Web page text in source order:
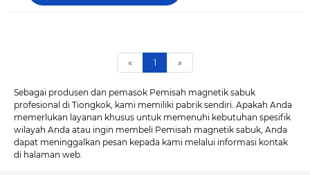
« 1 »
Sebagai produsen dan pemasok Pemisah magnetik sabuk
profesional di Tiongkok, kami memiliki pabrik sendiri. Apakah Anda
memerlukan layanan khusus untuk memenuhi kebutuhan spesifik
wilayah Anda atau ingin membeli Pemisah magnetik sabuk, Anda
dapat meninggalkan pesan kepada kami melalui informasi kontak
di halaman web.